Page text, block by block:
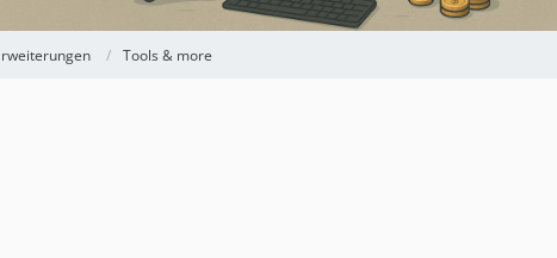
Tools & more